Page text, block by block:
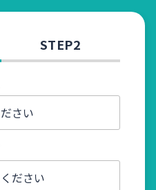
STEP2